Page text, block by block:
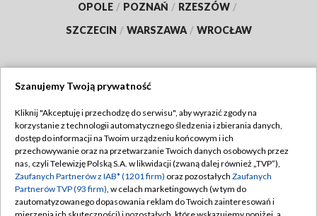
OPOLE / POZNAŃ / RZESZÓW /
SZCZECIN / WARSZAWA / WROCŁAW
TVP
Abonament TVP
Emisja w TVP
Centrum informacji TVP
Regulamin TVP
Polityka prywatności
Moje zgody
Szanujemy Twoją prywatność
Kliknij "Akceptuję i przechodzę do serwisu", aby wyrazić zgody na
korzystanie z technologii automatycznego śledzenia i zbierania danych,
dostęp do informacji na Twoim urządzeniu końcowym i ich
przechowywanie oraz na przetwarzanie Twoich danych osobowych przez
nas, czyli Telewizję Polską S.A. w likwidacji (zwaną dalej również „TVP”),
Zaufanych Partnerów z IAB* (1201 firm) oraz pozostałych Zaufanych
Partnerów TVP (93 firm), w celach marketingowych (w tym do
zautomatyzowanego dopasowania reklam do Twoich zainteresowań i